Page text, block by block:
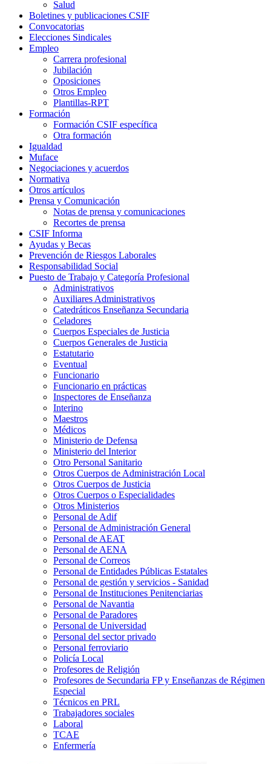
Salud
Boletines y publicaciones CSIF
Convocatorias
Elecciones Sindicales
Empleo
Carrera profesional
Jubilación
Oposiciones
Otros Empleo
Plantillas-RPT
Formación
Formación CSIF específica
Otra formación
Igualdad
Muface
Negociaciones y acuerdos
Normativa
Otros artículos
Prensa y Comunicación
Notas de prensa y comunicaciones
Recortes de prensa
CSIF Informa
Ayudas y Becas
Prevención de Riesgos Laborales
Responsabilidad Social
Puesto de Trabajo y Categoría Profesional
Administrativos
Auxiliares Administrativos
Catedráticos Enseñanza Secundaria
Celadores
Cuerpos Especiales de Justicia
Cuerpos Generales de Justicia
Estatutario
Eventual
Funcionario
Funcionario en prácticas
Inspectores de Enseñanza
Interino
Maestros
Médicos
Ministerio de Defensa
Ministerio del Interior
Otro Personal Sanitario
Otros Cuerpos de Administración Local
Otros Cuerpos de Justicia
Otros Cuerpos o Especialidades
Otros Ministerios
Personal de Adif
Personal de Administración General
Personal de AEAT
Personal de AENA
Personal de Correos
Personal de Entidades Públicas Estatales
Personal de gestión y servicios - Sanidad
Personal de Instituciones Penitenciarias
Personal de Navantia
Personal de Paradores
Personal de Universidad
Personal del sector privado
Personal ferroviario
Policía Local
Profesores de Religión
Profesores de Secundaria FP y Enseñanzas de Régimen
Especial
Técnicos en PRL
Trabajadores sociales
Laboral
TCAE
Enfermería